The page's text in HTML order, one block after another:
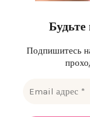
Подпишитесь